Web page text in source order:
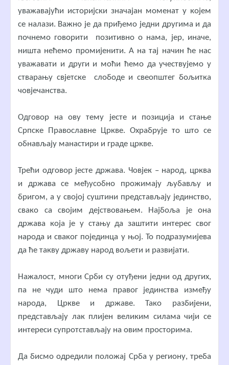
уважавајући историјски значајан моменат у којем
се налази. Важно је да приђемо једни другима и да
почнемо говорити позитивно о нама, јер, иначе,
ништа нећемо промијенити. А на тај начин ће нас
уважавати и други и моћи ћемо да учествујемо у
стварању свјетске слободе и свеопштег бољитка
човјечанства.
Одговор на ову тему јесте и позиција и стање
Српске Православне Цркве. Охрабрује то што се
обнављају манастири и граде цркве.
Трећи одговор јесте држава. Човјек – народ, црква
и држава се међусобно прожимају љубављу и
бригом, а у својој суштини представљају јединство,
свако са својим дејствовањем. Најбоља је она
држава која је у стању да заштити интерес свог
народа и сваког појединца у њој. То подразумијева
да ће такву државу народ вољети и развијати.
Нажалост, многи Срби су отуђени једни од других,
па не чуди што нема правог јединства између
народа, Цркве и државе. Тако разбијени,
представљају лак плијен великим силама чији се
интереси супротстављају на овим просторима.
Да бисмо одредили положај Срба у региону, треба